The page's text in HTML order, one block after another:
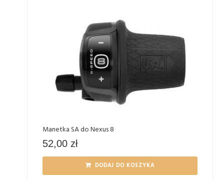
Manetka SA do Nexus 8
52,00 zł
DODAJ DO KOSZYKA